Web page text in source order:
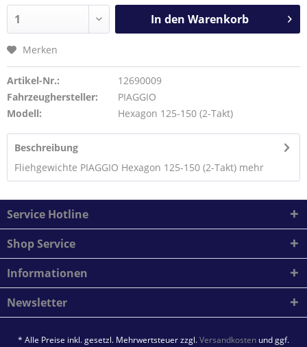
In den Warenkorb
Merken
Artikel-Nr.:
12690009
Fahrzeughersteller:
PIAGGIO
Modell:
Hexagon 125-150 (2-Takt)
Beschreibung
Fliehgewichte PIAGGIO Hexagon 125-150 (2-Takt) mehr
Service Hotline
Shop Service
Informationen
Newsletter
* Alle Preise inkl. gesetzl. Mehrwertsteuer zzgl.Versandkosten und ggf.